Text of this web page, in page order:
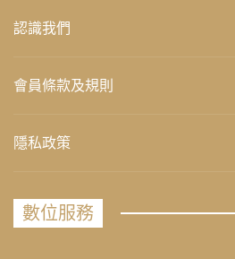
認識我們
會員條款及規則
隱私政策
數位服務